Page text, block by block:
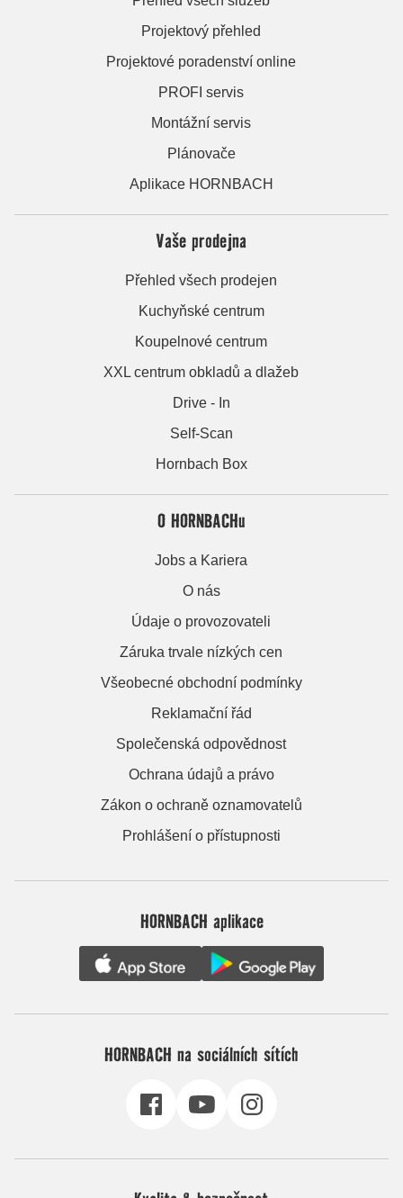
Projektový přehled
Projektové poradenství online
PROFI servis
Montážní servis
Plánovače
Aplikace HORNBACH
Vaše prodejna
Přehled všech prodejen
Kuchyňské centrum
Koupelnové centrum
XXL centrum obkladů a dlažeb
Drive - In
Self-Scan
Hornbach Box
O HORNBACHu
Jobs a Kariera
O nás
Údaje o provozovateli
Záruka trvale nízkých cen
Všeobecné obchodní podmínky
Reklamační řád
Společenská odpovědnost
Ochrana údajů a právo
Zákon o ochraně oznamovatelů
Prohlášení o přístupnosti
HORNBACH aplikace
HORNBACH na sociálních sítích